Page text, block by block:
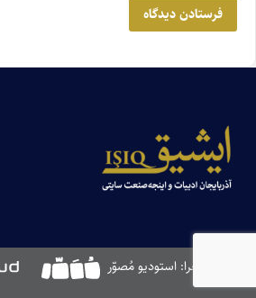
طراحی و اجرا: استودیو مُصوّر